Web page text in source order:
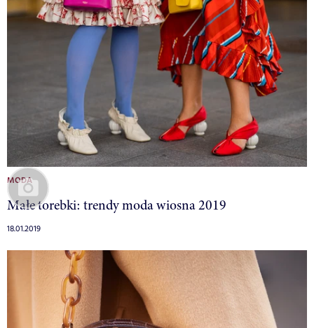
MODA
Małe torebki: trendy moda wiosna 2019
18.01.2019